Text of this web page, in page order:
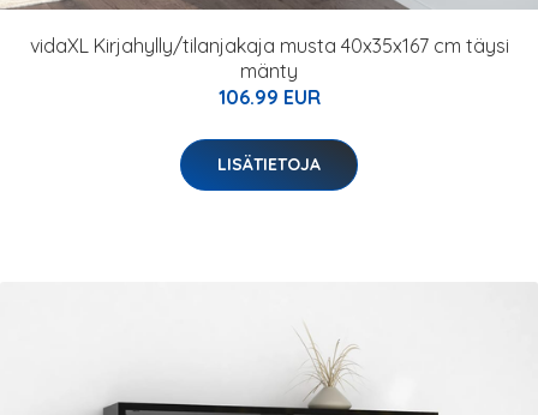
vidaXL Kirjahylly/tilanjakaja musta 40x35x167 cm täysi
mänty
106.99 EUR
LISÄTIETOJA